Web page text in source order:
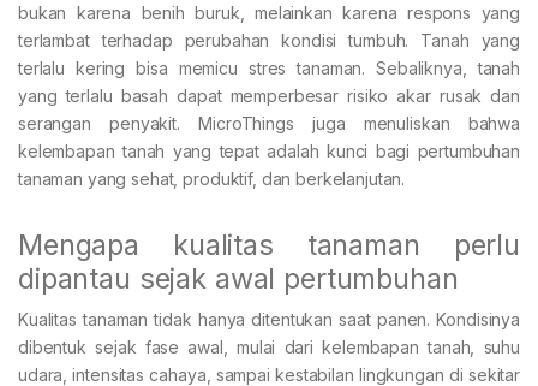
bukan karena benih buruk, melainkan karena respons yang
terlambat terhadap perubahan kondisi tumbuh. Tanah yang
terlalu kering bisa memicu stres tanaman. Sebaliknya, tanah
yang terlalu basah dapat memperbesar risiko akar rusak dan
serangan penyakit. MicroThings juga menuliskan bahwa
kelembapan tanah yang tepat adalah kunci bagi pertumbuhan
tanaman yang sehat, produktif, dan berkelanjutan.
Mengapa kualitas tanaman perlu
dipantau sejak awal pertumbuhan
Kualitas tanaman tidak hanya ditentukan saat panen. Kondisinya
dibentuk sejak fase awal, mulai dari kelembapan tanah, suhu
udara, intensitas cahaya, sampai kestabilan lingkungan di sekitar